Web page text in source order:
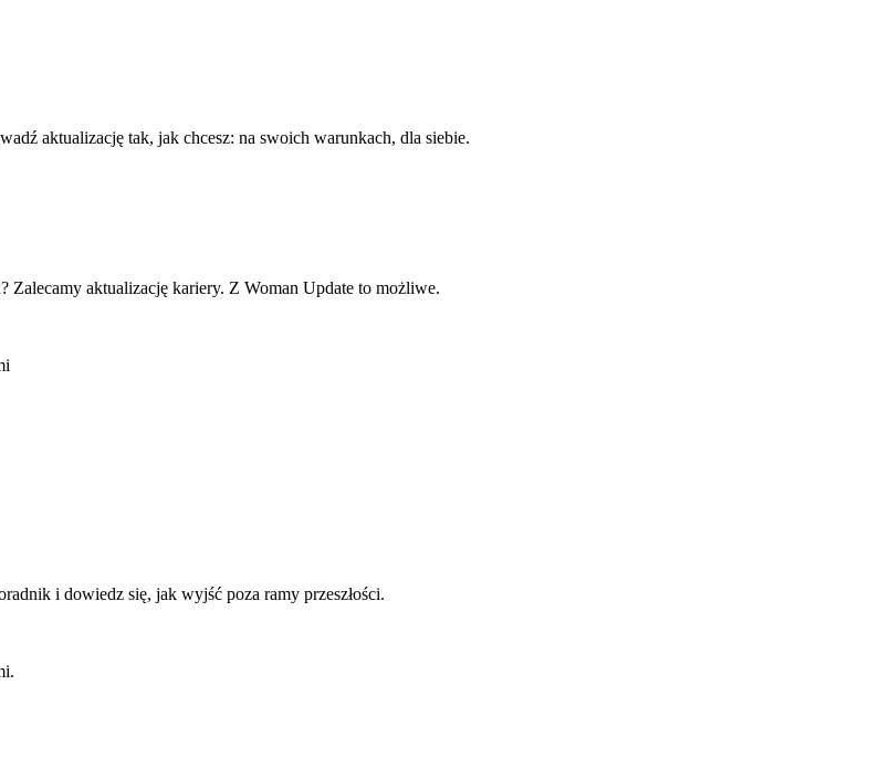
aktualizację tak, jak chcesz: na swoich warunkach, dla siebie.
Zalecamy aktualizację kariery. Z Woman Update to możliwe.
i dowiedz się, jak wyjść poza ramy przeszłości.